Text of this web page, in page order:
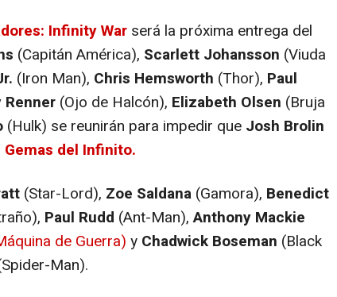
Infinity War será la próxima entrega del
(Capitán América), Scarlett Johansson (Viuda
(Iron Man), Chris Hemsworth (Thor), Paul
(Ojo de Halcón), Elizabeth Olsen (Bruja
(Hulk) se reunirán para impedir que Josh Brolin
Gemas del Infinito.
(Star-Lord), Zoe Saldana (Gamora), Benedict
Paul Rudd (Ant-Man),Anthony Mackie
de Guerra) y Chadwick Boseman (Black
Man).